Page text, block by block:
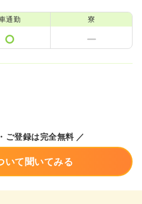
通勤 寮
ご登録は完全無料 ／
いて聞いてみる